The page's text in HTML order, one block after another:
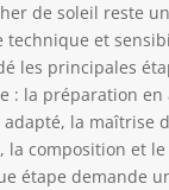
ne expire jamais -
à vie et licence
annuel ni code clé n'est
DVD-ROM -
11, 10, 8.1, 8, 7,
OS X. Contenu bonus
référentiel de photos de
de droits, menu
pour PC) et guides de
rapide.
de soleil reste
technique et
les principales
: la préparation en
la maîtrise
la composition et
étape demande